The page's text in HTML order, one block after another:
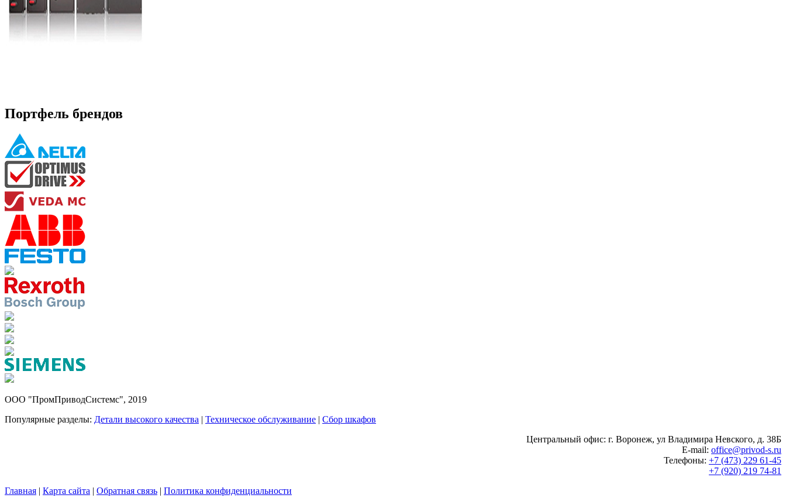
Портфель брендов
ООО "ПромПриводСистемс", 2019
Популярные разделы: Детали высокого качества | Техническое обслуживание | Сбор шкафов
Центральный офис: г. Воронеж, ул Владимира Невского, д. 38Б
E-mail: office@privod-s.ru
Телефоны: +7 (473) 229 61-45
+7 (920) 219 74-81
Главная | Карта сайта | Обратная связь | Политика конфиденциальности